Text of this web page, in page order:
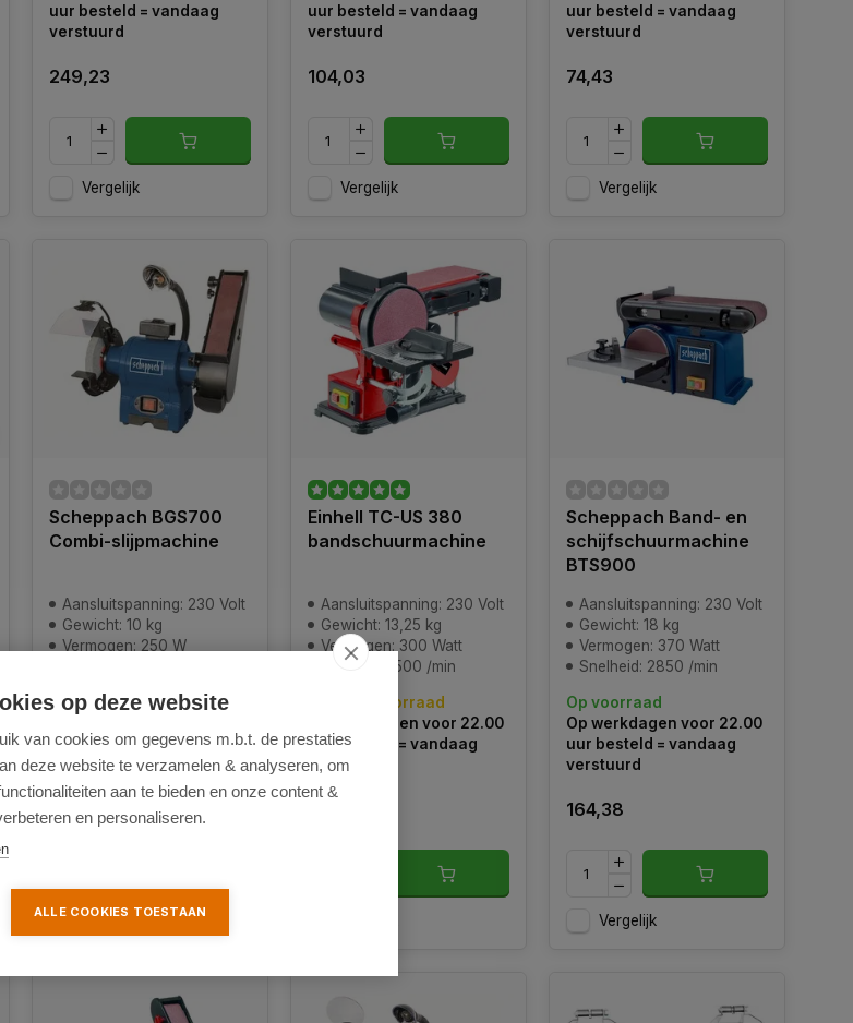
uur besteld = vandaag
verstuurd
249,23
Vergelijk
uur besteld = vandaag
verstuurd
104,03
Vergelijk
uur besteld = vandaag
verstuurd
74,43
Vergelijk
Scheppach BGS700
Combi-slijpmachine
Aansluitspanning: 230 Volt
Gewicht: 10 kg
Vermogen: 250 W
Nog 1 op voorraad
uur besteld = vandaag
verstuurd
124,88
Vergelijk
Einhell TC-US 380
bandschuurmachine
Aansluitspanning: 230 Volt
Gewicht: 13,25 kg
Vermogen: 300 Watt
Snelheid: 1500 /min
Nog 1 op voorraad
Op werkdagen voor 22.00
uur besteld = vandaag
verstuurd
Scheppach Band- en
schijfschuurmachine
BTS900
Aansluitspanning: 230 Volt
Gewicht: 18 kg
Vermogen: 370 Watt
Snelheid: 2850 /min
Op voorraad
Op werkdagen voor 22.00
uur besteld = vandaag
verstuurd
164,38
Vergelijk
op deze website
van cookies om gegevens m.b.t. de prestaties
deze website te verzamelen & analyseren, om
aan te bieden en onze content &
en personaliseren.
ALLE COOKIES TOESTAAN